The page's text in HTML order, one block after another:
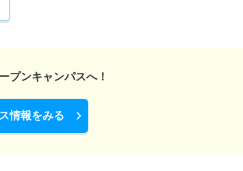
プンキャンパスへ！
情報をみる